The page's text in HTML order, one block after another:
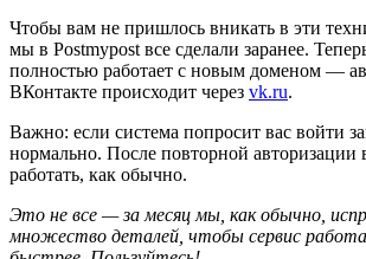
Чтобы вам не пришлось вникать в эти
мы в Postmypost все сделали заранее.
полностью работает с новым доменом —
ВКонтакте происходит через vk.ru.
Важно: если система попросит вас войти
нормально. После повторной авторизации
работать, как обычно.
Это не все — за месяц мы, как обычно,
множество деталей, чтобы сервис